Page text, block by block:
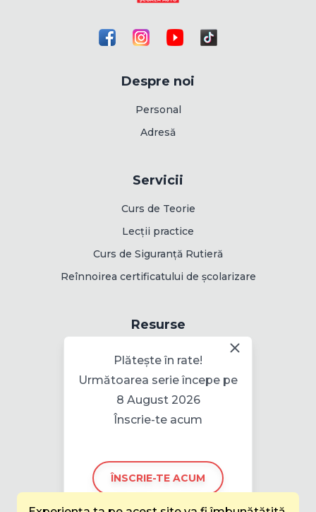
Despre noi
Personal
Adresă
Servicii
Curs de Teorie
Lecții practice
Curs de Siguranță Rutieră
Reînnoirea certificatului de școlarizare
Resurse
Rute de examinare
Informații
Plătește în rate!
Următoarea serie începe pe
8 August 2026
Înscrie-te acum
ÎNSCRIE-TE ACUM